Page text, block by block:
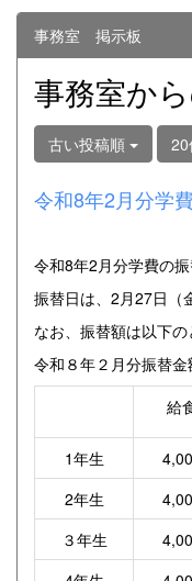
事務室 掲示板
事務室か
古い投稿順
令和8年2月分学
令和8年2月分学費の
振替日は、2月27日（
なお、振替額は以下の
令和８年２月分振替
給
1年生
2年生
３年生